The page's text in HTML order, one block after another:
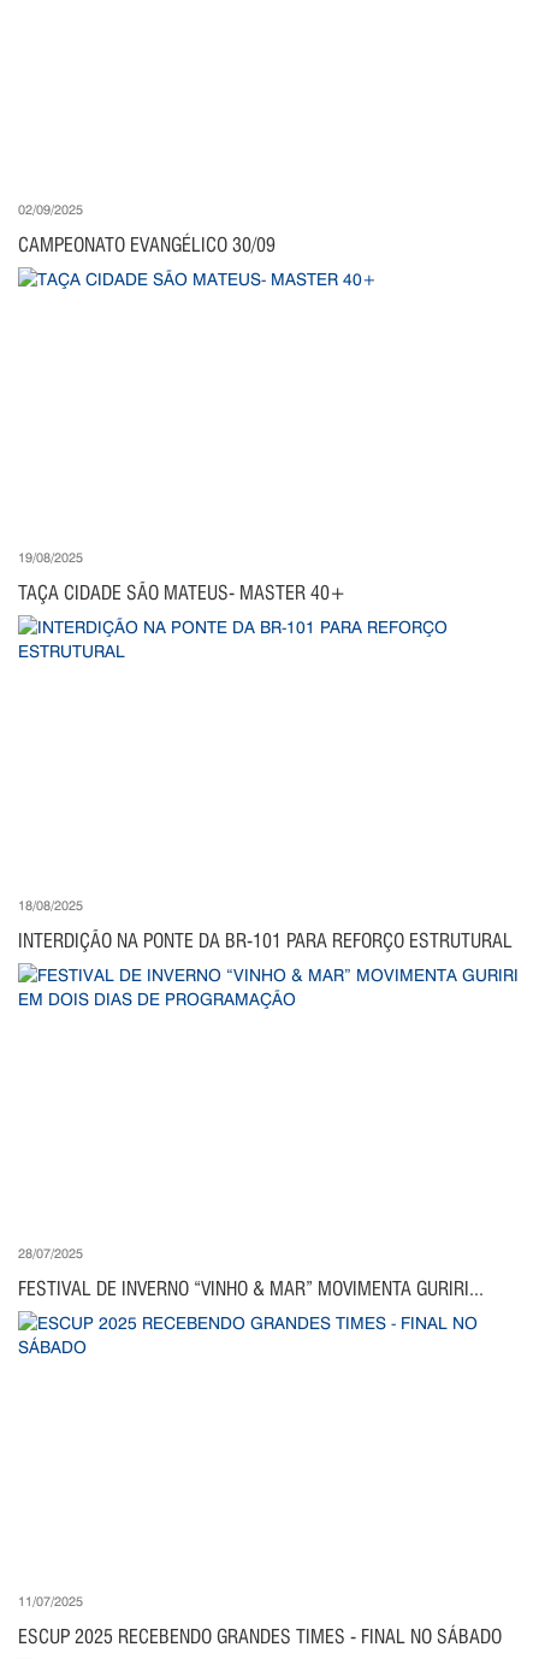
02/09/2025
CAMPEONATO EVANGÉLICO 30/09
19/08/2025
TAÇA CIDADE SÃO MATEUS- MASTER 40+
18/08/2025
INTERDIÇÃO NA PONTE DA BR-101 PARA REFORÇO ESTRUTURAL
28/07/2025
FESTIVAL DE INVERNO “VINHO & MAR” MOVIMENTA GURIRI...
11/07/2025
ESCUP 2025 RECEBENDO GRANDES TIMES - FINAL NO SÁBADO